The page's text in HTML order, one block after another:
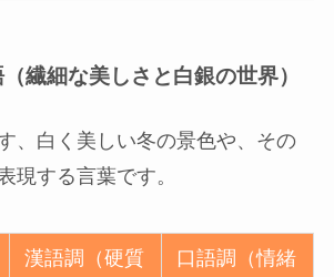
繊細な美しさと白銀の世界）
、白く美しい冬の景色や、その
現する言葉です。
漢語調（硬質
口語調（情緒